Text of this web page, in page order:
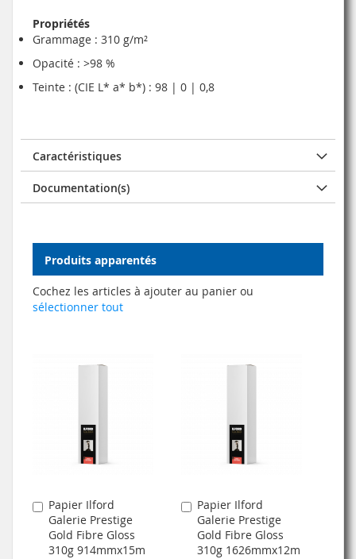
Propriétés
Grammage : 310 g/m²
Opacité : >98 %
Teinte : (CIE L* a* b*) : 98 | 0 | 0,8
Caractéristiques
Documentation(s)
Produits apparentés
Cochez les articles à ajouter au panier ou
sélectionner tout
Papier Ilford
Galerie Prestige
Gold Fibre Gloss
310g 914mmx15m
Ajouter
au
panier
Papier Ilford
Galerie Prestige
Gold Fibre Gloss
310g 1626mmx12m
Ajouter
au
panier